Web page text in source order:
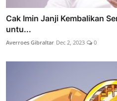
Cak Imin Janji Kembalikan
untu...
Averroes Gibraltar Dec 2, 2023 0